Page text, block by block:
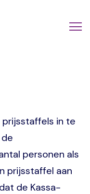
in te
personen als
prijsstaffel aan
de Kassa-